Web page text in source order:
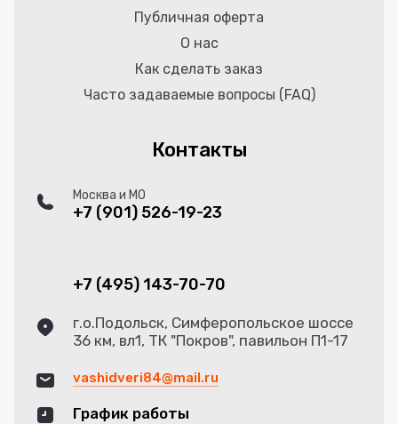
Публичная оферта
О нас
Как сделать заказ
Часто задаваемые вопросы (FAQ)
Контакты
Москва и МО
+7 (901) 526-19-23
+7 (495) 143-70-70
г.о.Подольск, Симферопольское шоссе
36 км, вл1, ТК "Покров", павильон П1-17
vashidveri84@mail.ru
График работы